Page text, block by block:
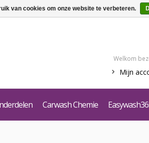
Welkom
Mijn
Carwash Chemie
van cookies om onze website te verbeteren.